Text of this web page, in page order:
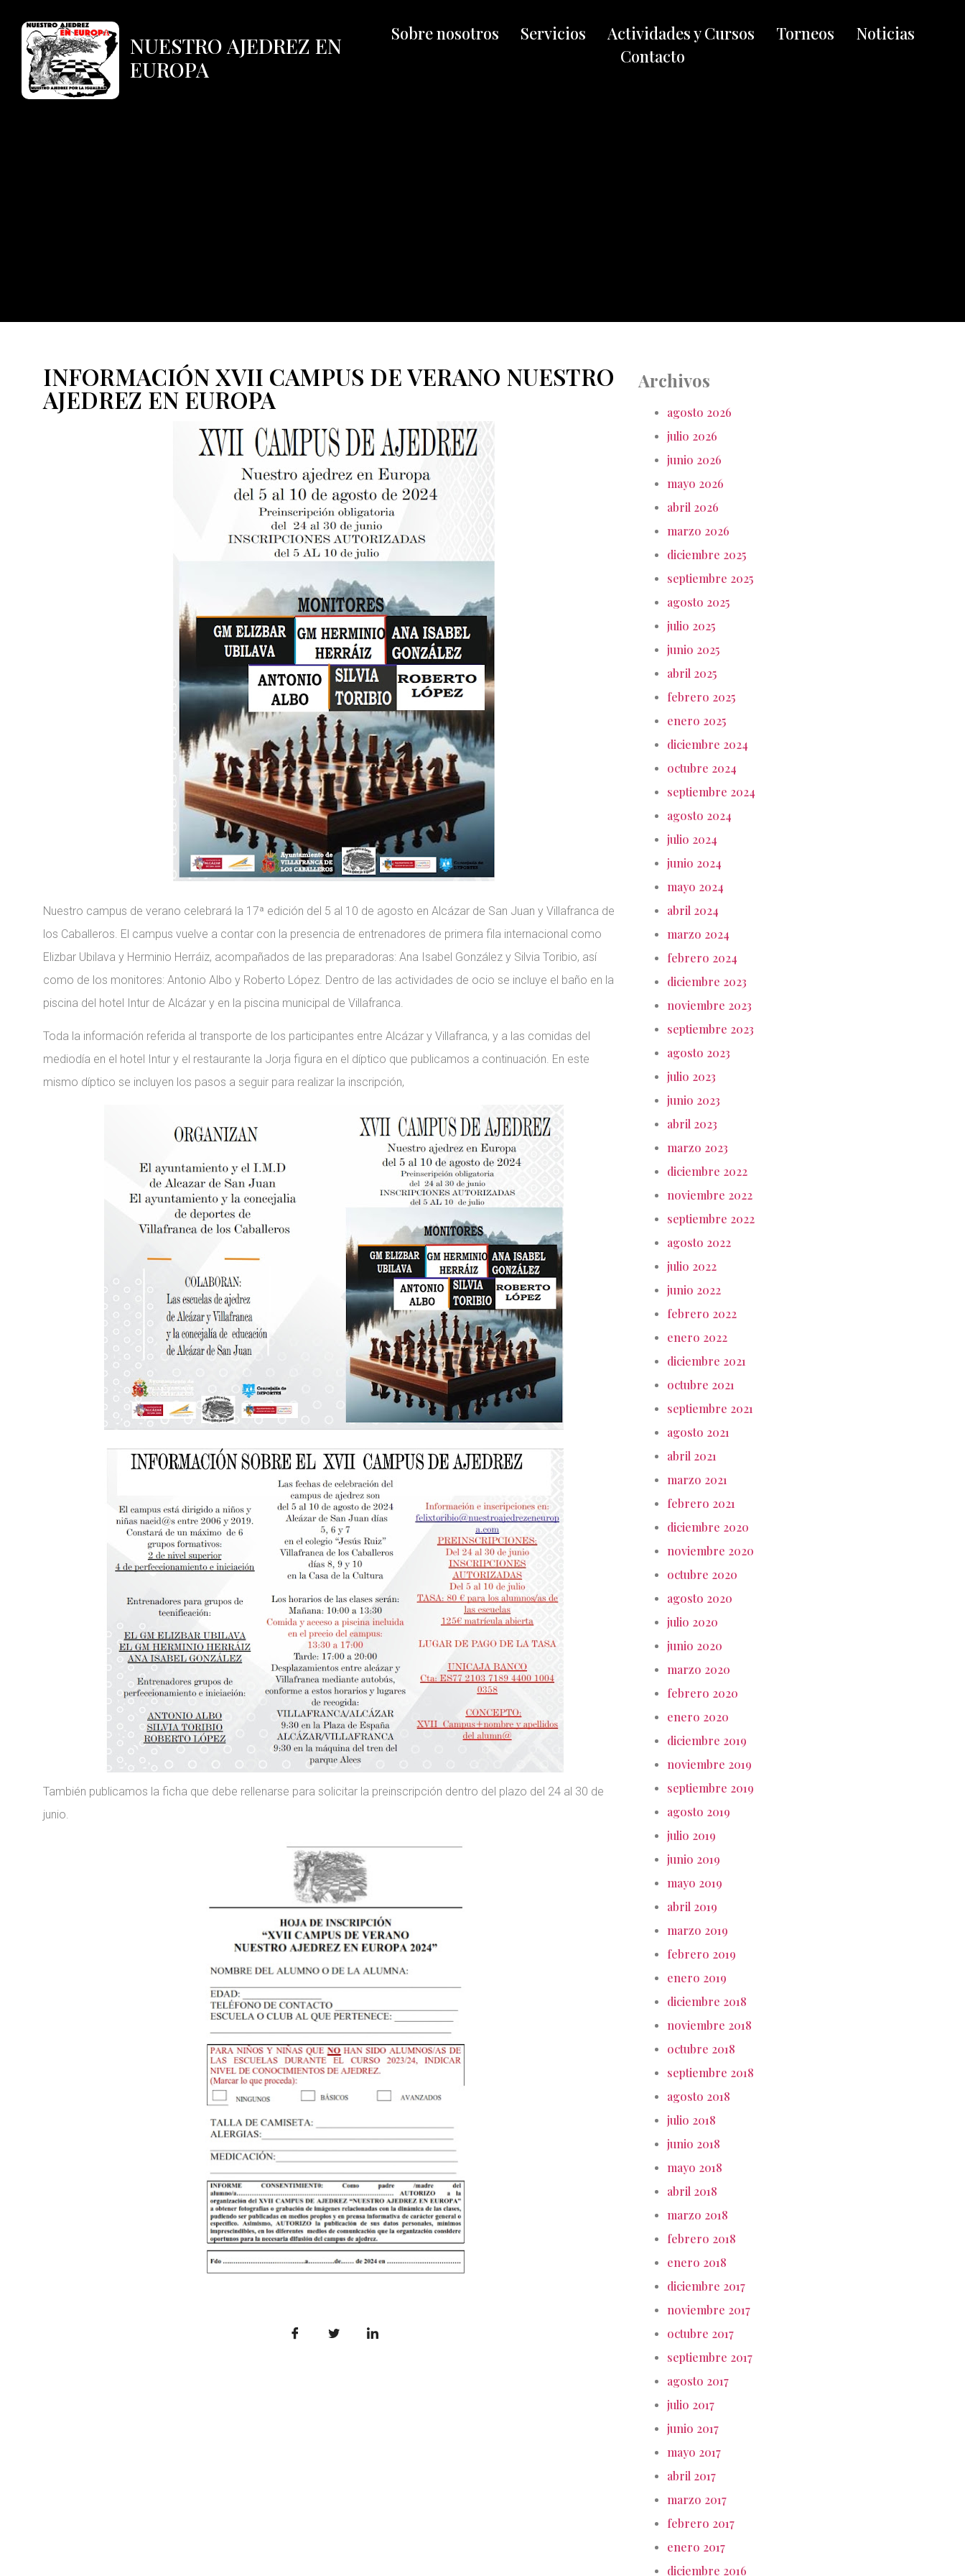
NUESTRO AJEDREZ EN
EUROPA
Sobre nosotros Servicios Actividades y Cursos Torneos
Noticias
Contacto
INFORMACIÓN XVII CAMPUS DE VERANO NUESTRO
AJEDREZ EN EUROPA
Nuestro campus de verano celebrará la 17ª edición del 5 al 10 de agosto en Alcázar de San Juan y Villafranca de
los Caballeros. El campus vuelve a contar con la presencia de entrenadores de primera fila internacional como
Elizbar Ubilava y Herminio Herráiz, acompañados de las preparadoras: Ana Isabel González y Silvia Toribio, así
como de los monitores: Antonio Albo y Roberto López. Dentro de las actividades de ocio se incluye el baño en la
piscina del hotel Intur de Alcázar y en la piscina municipal de Villafranca.
Toda la información referida al transporte de los participantes entre Alcázar y Villafranca, y a las comidas del
mediodía en el hotel Intur y el restaurante la Jorja figura en el díptico que publicamos a continuación. En este
mismo díptico se incluyen los pasos a seguir para realizar la inscripción,
También publicamos la ficha que debe rellenarse para solicitar la preinscripción dentro del plazo del 24 al 30 de
junio.
Archivos
agosto 2026
julio 2026
junio 2026
mayo 2026
abril 2026
marzo 2026
diciembre 2025
septiembre 2025
agosto 2025
julio 2025
junio 2025
abril 2025
febrero 2025
enero 2025
diciembre 2024
octubre 2024
septiembre 2024
agosto 2024
julio 2024
junio 2024
mayo 2024
abril 2024
marzo 2024
febrero 2024
diciembre 2023
noviembre 2023
septiembre 2023
agosto 2023
julio 2023
junio 2023
abril 2023
marzo 2023
diciembre 2022
noviembre 2022
septiembre 2022
agosto 2022
julio 2022
junio 2022
febrero 2022
enero 2022
diciembre 2021
octubre 2021
septiembre 2021
agosto 2021
abril 2021
marzo 2021
febrero 2021
diciembre 2020
noviembre 2020
octubre 2020
agosto 2020
julio 2020
junio 2020
marzo 2020
febrero 2020
enero 2020
diciembre 2019
noviembre 2019
septiembre 2019
agosto 2019
julio 2019
junio 2019
mayo 2019
abril 2019
marzo 2019
febrero 2019
enero 2019
diciembre 2018
noviembre 2018
octubre 2018
septiembre 2018
agosto 2018
julio 2018
junio 2018
mayo 2018
abril 2018
marzo 2018
febrero 2018
enero 2018
diciembre 2017
noviembre 2017
octubre 2017
septiembre 2017
agosto 2017
julio 2017
junio 2017
mayo 2017
abril 2017
marzo 2017
febrero 2017
enero 2017
diciembre 2016